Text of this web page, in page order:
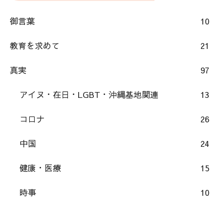
御言葉 10
教育を求めて 21
真実 97
アイヌ・在日・LGBT・沖縄基地関連 13
コロナ 26
中国 24
健康・医療 15
時事 10